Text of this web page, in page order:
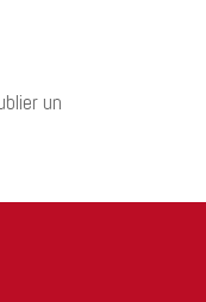
un